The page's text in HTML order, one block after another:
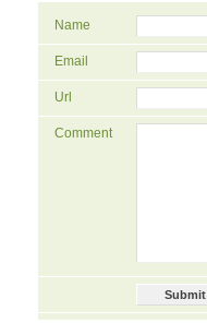
Name
Email
Url
Comment